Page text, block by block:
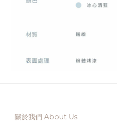
關於我們 About Us